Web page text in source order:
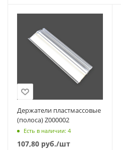
Держатели пластмассовые
(полоса) Z000002
Есть в наличии: 4
107,80 руб./шт